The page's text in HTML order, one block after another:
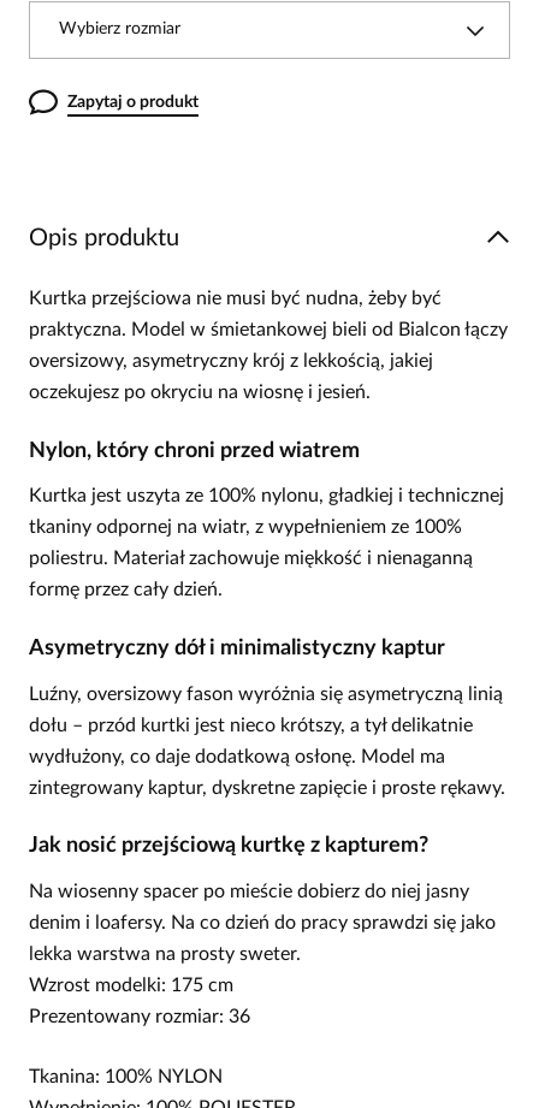
Wybierz rozmiar
Zapytaj o produkt
Opis produktu
Kurtka przejściowa nie musi być nudna, żeby być
praktyczna. Model w śmietankowej bieli od Bialcon łączy
oversizowy, asymetryczny krój z lekkością, jakiej
oczekujesz po okryciu na wiosnę i jesień.
Nylon, który chroni przed wiatrem
Kurtka jest uszyta ze 100% nylonu, gładkiej i technicznej
tkaniny odpornej na wiatr, z wypełnieniem ze 100%
poliestru. Materiał zachowuje miękkość i nienaganną
formę przez cały dzień.
Asymetryczny dół i minimalistyczny kaptur
Luźny, oversizowy fason wyróżnia się asymetryczną linią
dołu – przód kurtki jest nieco krótszy, a tył delikatnie
wydłużony, co daje dodatkową osłonę. Model ma
zintegrowany kaptur, dyskretne zapięcie i proste rękawy.
Jak nosić przejściową kurtkę z kapturem?
Na wiosenny spacer po mieście dobierz do niej jasny
denim i loafersy. Na co dzień do pracy sprawdzi się jako
lekka warstwa na prosty sweter.
Wzrost modelki: 175 cm
Prezentowany rozmiar: 36
Tkanina: 100% NYLON